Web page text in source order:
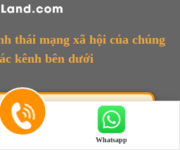
thái mạng xã hội của chúng
kênh bên dưới
Khách hàng
Whatsapp